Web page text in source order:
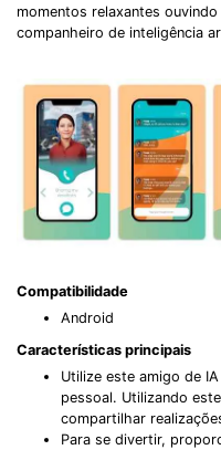
momentos relaxantes
companheiro de inteligência
Compatibilidade
Android
Características principais
Utilize este amigo de
pessoal. Utilizando
compartilhar
Para se divertir,